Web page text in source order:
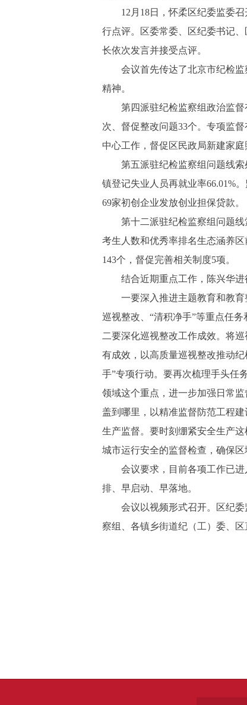
12月18日，怀柔区纪委监委召
行点评。区委常委、区纪委书记
长依次发言并接受点评。
会议首先传达了北京市纪检监
精神。
第四派驻纪检监察组政治监督
次、督促整改问题33个。专项监
中心工作，督促区民政局新建家
第五派驻纪检监察组问题线索处
镇登记失业人员再就业率66.01%
69家初创企业发放创业担保贷款。
第十二派驻纪检监察组问题线
考生人数和优秀率排名生态涵养
143个，督促完善相关制度5项。
结合近期重点工作，陈兴华进
一要深入推进主题教育和教育
巡视整改、“清积净手”等重点任
二要深化巡视整改工作成效。将
有成效，以高质量巡视整改推动
手”专项行动。要再次梳理手头任
领域这个重点，进一步加强日常
盖到哪里，以精准监督防范工程
生产监督。要时刻绷紧安全生产
城市运行安全的监督检查，确保区
会议要求，目前各项工作已进
排、早启动、早落地。
会议以视频形式召开。区纪委
察组、各镇乡街道纪（工）委、